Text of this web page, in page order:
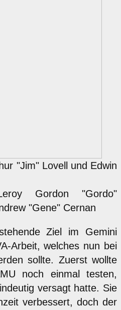
"Jim" Lovell und Edwin
Gordon "Gordo"
"Gene" Cernan
Ziel im Gemini
Arbeit, welches nun bei
sollte. Zuerst wollte
noch einmal testen,
versagt hatte. Sie
verbessert, doch der